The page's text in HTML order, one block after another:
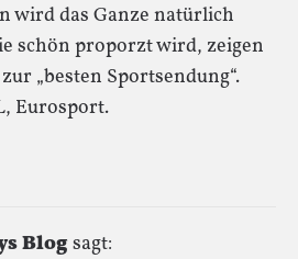
wird das Ganze natürlich
schön proporzt wird, zeigen
„besten Sportsendung“.
Eurosport.
Blogsagt: